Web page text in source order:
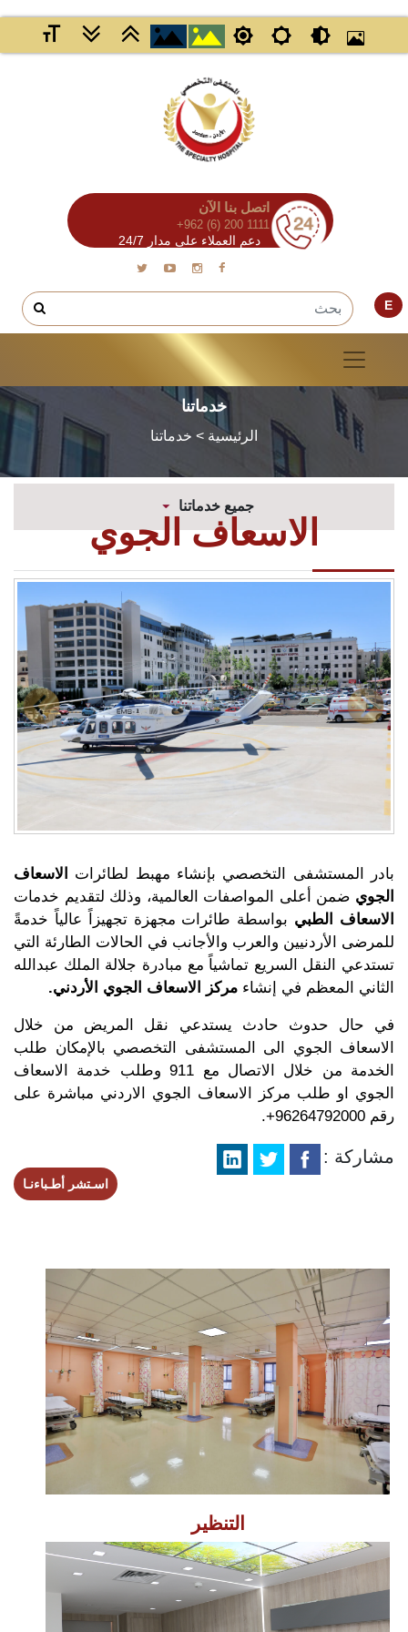
اتصل بنا الآن
+962 (6) 200 1111
دعم العملاء على مدار 24/7
E
خدماتنا
الرئيسية > خدماتنا
جميع خدماتنا
الاسعاف الجوي
بادر المستشفى التخصصي بإنشاء مهبط لطائرات
الاسعاف
الجوي ضمن أعلى المواصفات العالمية، وذلك لتقديم خدمات
الاسعاف الطبي بواسطة طائرات مجهزة تجهيزاً عالياً خدمةً
للمرضى الأردنيين والعرب والأجانب في الحالات الطارئة التي
تستدعي النقل السريع تماشياً مع مبادرة جلالة الملك عبدالله
الثاني المعظم في إنشاء مركز الاسعاف الجوي الأردني.
في حال حدوث حادث يستدعي نقل المريض من خلال
الاسعاف الجوي الى المستشفى التخصصي بالإمكان طلب
الخدمة من خلال الاتصال مع 911 وطلب خدمة الاسعاف
الجوي او طلب مركز الاسعاف الجوي الاردني مباشرة على
رقم 96264792000+.
مشاركة :
اسـتشر أطـباءنـا
التنظير